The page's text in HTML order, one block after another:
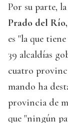
Por su parte,
Prado del Río,
es "la que
39 alcaldías
cuatro
mando ha
provincia de
que "ningún